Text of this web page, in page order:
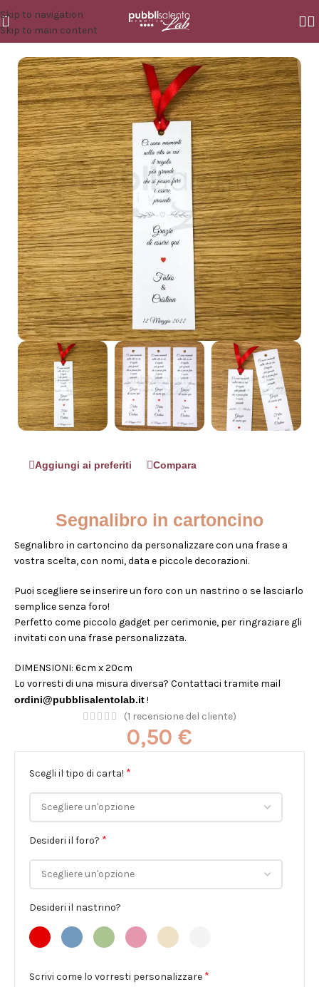
Skip to navigation
Skip to main content
Aggiungi ai preferiti Compara
Segnalibro in cartoncino
Segnalibro in cartoncino da personalizzare con una frase a
vostra scelta, con nomi, data e piccole decorazioni.
Puoi scegliere se inserire un foro con un nastrino o se lasciarlo
semplice senza foro!
Perfetto come piccolo gadget per cerimonie, per ringraziare gli
invitati con una frase personalizzata.
DIMENSIONI: 6cm x 20cm
Lo vorresti di una misura diversa? Contattaci tramite mail
ordini@pubblisalentolab.it!
(1 recensione del cliente)
0,50 €
Scegli il tipo di carta! *
Desideri il foro? *
Desideri il nastrino?
Scrivi come lo vorresti personalizzare *